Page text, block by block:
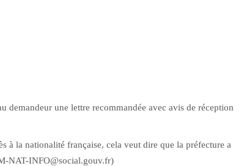
demandeur une lettre recommandée avec avis de réception
à la nationalité française, cela veut dire que la préfecture a
NAT-INFO@social.gouv.fr)